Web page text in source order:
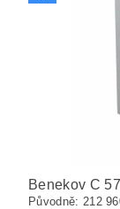
Benekov C
Původně: 212